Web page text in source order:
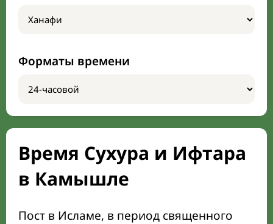
Форматы времени
Время Сухура и Ифтара
в Камышле
Пост в Исламе, в период священного